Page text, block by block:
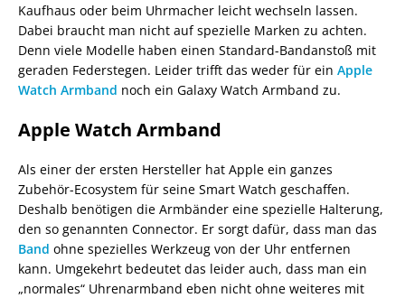
Kaufhaus oder beim Uhrmacher leicht wechseln lassen.
Dabei braucht man nicht auf spezielle Marken zu achten.
Denn viele Modelle haben einen Standard-Bandanstoß mit
geraden Federstegen. Leider trifft das weder für ein Apple
Watch Armband noch ein Galaxy Watch Armband zu.
Apple Watch Armband
Als einer der ersten Hersteller hat Apple ein ganzes
Zubehör-Ecosystem für seine Smart Watch geschaffen.
Deshalb benötigen die Armbänder eine spezielle Halterung,
den so genannten Connector. Er sorgt dafür, dass man das
Band ohne spezielles Werkzeug von der Uhr entfernen
kann. Umgekehrt bedeutet das leider auch, dass man ein
„normales“ Uhrenarmband eben nicht ohne weiteres mit